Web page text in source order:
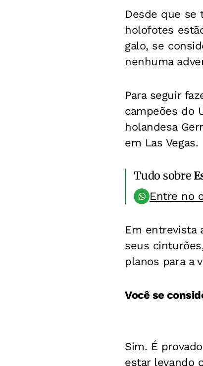
Desde que se
holofotes
galo, se
nenhuma
Para seguir
campeões do
holandesa
em Las Vegas.
Tudo sobre
Entre no
Em entrevista
seus
planos para a
Você se
Sim. É
estar levando